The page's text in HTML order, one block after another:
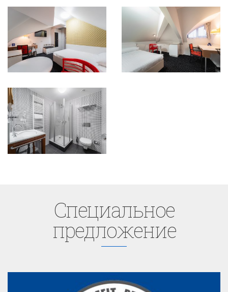
Cпециaльное
предложение